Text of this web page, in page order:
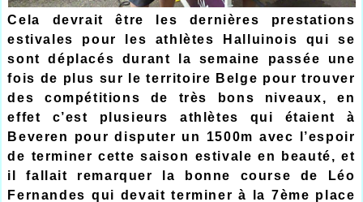
Cela devrait être les dernières prestations
estivales pour les athlètes Halluinois qui se
sont déplacés durant la semaine passée une
fois de plus sur le territoire Belge pour trouver
des compétitions de très bons niveaux, en
effet c’est plusieurs athlètes qui étaient à
Beveren pour disputer un 1500m avec l’espoir
de terminer cette saison estivale en beauté, et
il fallait remarquer la bonne course de Léo
Fernandes qui devait terminer à la 7ème place